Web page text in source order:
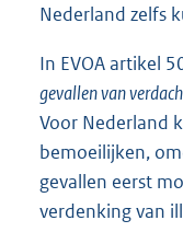
Nederland zelfs
In EVOA artikel
gevallen van
Voor Nederland
bemoeilijken,
gevallen eerst
verdenking van